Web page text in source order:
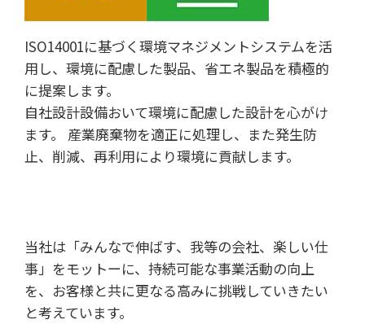
ISO14001に基づく環境マネジメントシステムを活
用し、環境に配慮した製品、省エネ製品を積極的
に提案します。
自社設計設備おいて環境に配慮した設計を心がけ
ます。 産業廃棄物を適正に処理し、また発生防
止、削減、再利用により環境に貢献します。
当社は「みんなで伸ばす、我等の会社、楽しい仕
事」をモットーに、持続可能な事業活動の向上
を、お客様と共に更なる高みに挑戦していきたい
と考えています。